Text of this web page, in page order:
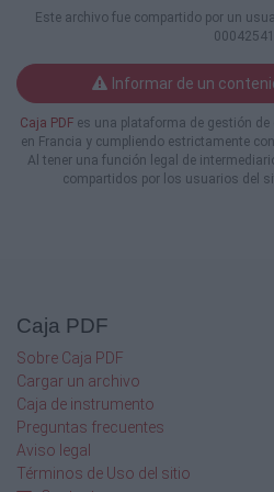
Nacional de Tránsito a
tercero mediante contrato
tal efecto.
Artículo 3º. Verificación de
usuario en el Sistema
iniciar cualquier trámite
Único Nacional de Tránsito,
de tránsito, previa
en
el sistema.
Artículo 4º. Trámites
persona jurídica. Cuando
el trámite ante un
una persona jurídica,
del certificado de
legal vigente para el
Este archivo fue compartido por un
Informar de un
Caja PDF es una plataforma de gestión
en Francia y cumpliendo estrictamente
Al tener una función legal de
compartidos por los usuarios del
Caja PDF
Sobre Caja PDF
Cargar un archivo
Caja de instrumento
Preguntas frecuentes
Aviso legal
Términos de Uso del sitio